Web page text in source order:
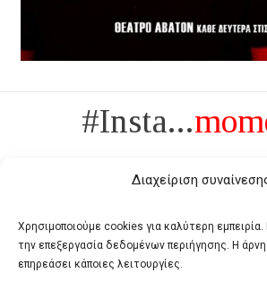
Διαχείριση
Χρησιμοποιούμε cookies για καλύτερη εμπειρία.
την επεξεργασία δεδομένων περιήγησης. Η
επηρεάσει κάποιες λειτουργίες.
#Insta...
Πολυτέλεια δεν είναι το αντίθετο της ανέχειας,